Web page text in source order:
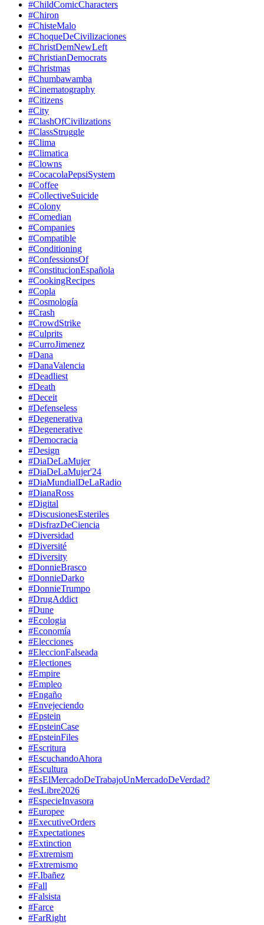
#ChildComicCharacters
#Chiron
#ChisteMalo
#ChoqueDeCivilizaciones
#ChristDemNewLeft
#ChristianDemocrats
#Christmas
#Chumbawamba
#Cinematography
#Citizens
#City
#ClashOfCivilizations
#ClassStruggle
#Clima
#Climatica
#Clowns
#CocacolaPepsiSystem
#Coffee
#CollectiveSuicide
#Colony
#Comedian
#Companies
#Compatible
#Conditioning
#ConfessionsOf
#ConstitucionEspañola
#CookingRecipes
#Copla
#Cosmología
#Crash
#CrowdStrike
#Culprits
#CurroJimenez
#Dana
#DanaValencia
#Deadliest
#Death
#Deceit
#Defenseless
#Degenerativa
#Degenerative
#Democracia
#Design
#DiaDeLaMujer
#DiaDeLaMujer'24
#DiaMundialDeLaRadio
#DianaRoss
#Digital
#DiscusionesEsteriles
#DisfrazDeCiencia
#Diversidad
#Diversité
#Diversity
#DonnieBrasco
#DonnieDarko
#DonnieTrumpo
#DrugAddict
#Dune
#Ecologia
#Economía
#Elecciones
#EleccionFalseada
#Electiones
#Empire
#Empleo
#Engaño
#Envejeciendo
#Epstein
#EpsteinCase
#EpsteinFiles
#Escritura
#EscuchandoAhora
#Escultura
#EsElMercadoDeTrabajoUnMercadoDeVerdad?
#esLibre2026
#EspecieInvasora
#Europee
#ExecutiveOrders
#Expectationes
#Extinction
#Extremism
#Extremismo
#F.Ibañez
#Fall
#Falsista
#Farce
#FarRight